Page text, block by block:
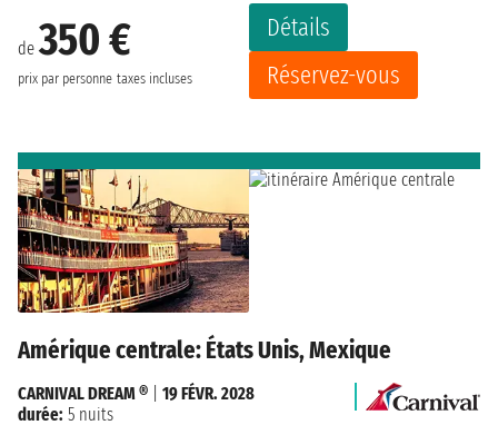
de350 €
prix par personne taxes incluses
Détails
Réservez-vous
Amérique centrale: États Unis, Mexique
CARNIVAL DREAM ®
19 FÉVR. 2028
durée: 5 nuits